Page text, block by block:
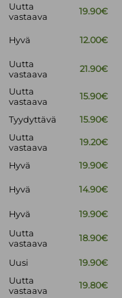
Uutta
vastaava
19.90€
Hyvä 12.00€
Uutta
vastaava
21.90€
Uutta
vastaava
15.90€
Tyydyttävä 15.90€
Uutta
vastaava
19.20€
Hyvä
19.90€
Hyvä 14.90€
Hyvä
19.90€
Uutta
vastaava
18.90€
Uusi 19.90€
Uutta
vastaava
19.80€